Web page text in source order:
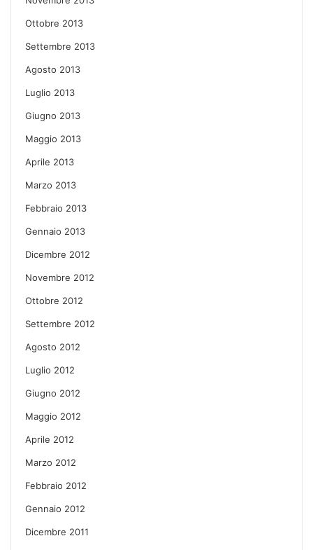
Ottobre 2013
Settembre 2013
Agosto 2013
Luglio 2013
Giugno 2013
Maggio 2013
Aprile 2013
Marzo 2013
Febbraio 2013
Gennaio 2013
Dicembre 2012
Novembre 2012
Ottobre 2012
Settembre 2012
Agosto 2012
Luglio 2012
Giugno 2012
Maggio 2012
Aprile 2012
Marzo 2012
Febbraio 2012
Gennaio 2012
Dicembre 2011